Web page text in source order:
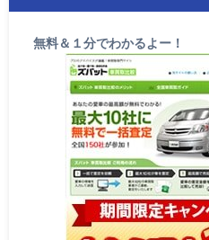
無料＆１分でわかるよー！